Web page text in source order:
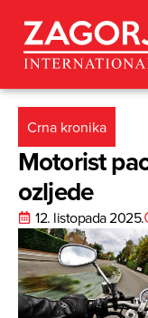
Crna kronika
Motorist
ozljede
12. listopada 2025.